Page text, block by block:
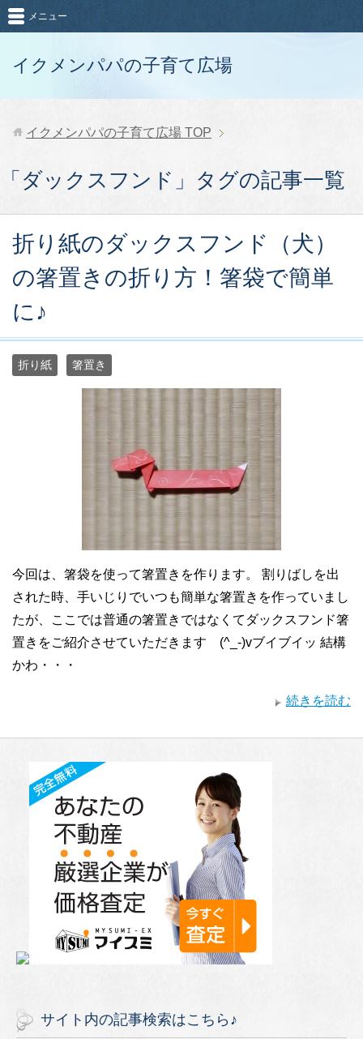
イクメンパパの子育て広場
メニュー
イクメンパパの子育て広場 TOP
「ダックスフンド」タグの記事一覧
折り紙のダックスフンド（犬）
の箸置きの折り方！箸袋で簡単
に♪
折り紙 箸置き
今回は、箸袋を使って箸置きを作ります。 割りばしを出
された時、手いじりでいつも簡単な箸置きを作っていまし
たが、ここでは普通の箸置きではなくてダックスフンド箸
置きをご紹介させていただきます (^_-)vブイブイッ 結構
かわ・・・
続きを読む
サイト内の記事検索はこちら♪